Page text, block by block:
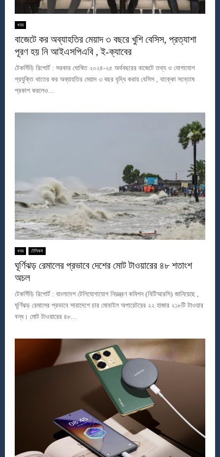
খবর
বাজেটে কর অব্যাহতির মেয়াদ ৩ বছরে খুশি বেসিস, প্রত্যাশা
পূরণ হয় নি আইএসপিএবি , ই-ক্যাবের
টেকসিঁড়ি রিপোর্ট : সরকার ঘোষিত ২০২৪-২৫ অর্থবছরের বাজেটে তথ্য ও যোগাযোগ
প্রযুক্তি খাতের কর অব্যাহতির মেয়াদ ৩ বছর বৃদ্ধি করায় বেসিস , বাক্কো সন্তোষ
প্রকাশ করলেও...
খবর টেলিকম
ঘূর্ণিঝড় রেমালের প্রভাবে দেশের মোট টাওয়ারের ৪৮ শতাংশ
অচল
টেকসিঁড়ি রিপোর্ট : বাংলাদেশ টেলিযোগাযোগ নিয়ন্ত্রণ কমিশন (বিটিআরসি) জানিয়েছে ,
ঘূর্ণিঝড় রেমালের প্রভাবে সারাদেশে চার মোবাইল অপারেটরের ২২ হাজার ২১৮টি টাওয়ার
বন্ধ। মোট টাওয়ারের ৪৮...